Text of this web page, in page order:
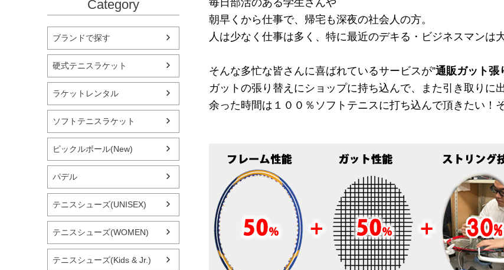
Category
ブランドで探す
硬式テニスラケット
ラケットレンタル
ソフトテニスラケット
ピックルボール(New)
パデル
テニスシューズ(UNISEX)
テニスシューズ(WOMEN)
テニスシューズ(Kids & Jr.)
毎日部活のある学生さんや
朝早くから仕事で、帰宅も深夜の社会人の方。
人は少なく仕事は多く、特に最近のデキる・ビジネスマンは大
そんな多忙な皆さんに喜ばれているサービスが”通販ガット張
ガットの張り替えにショップに持ち込んで、また引き取りに
余った時間は１００％ソフトテニスに打ち込んで頂きたい！